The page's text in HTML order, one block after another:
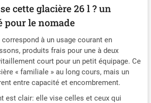
et de voyages.
[Possibilités d'utilisation
polyvalentes] La glacière
est idéale pour différents
environnements, y
compris les activités de
plein air, les voyages en
voiture, les trajets en
camion, les sorties en
bateau, le camping et
cette glacière 26 l ? un
pour le nomade
à un usage courant en
produits frais pour une à deux
court pour un petit équipage. Ce
« familiale » au long cours, mais un
entre capacité et encombrement.
est clair: elle vise celles et ceux qui